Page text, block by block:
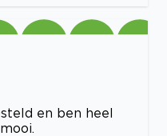
en ben heel